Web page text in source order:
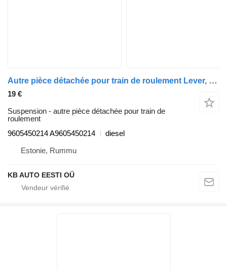
Autre pièce détachée pour train de roulement Lever, Steering Column Adjustment souffrance (01.12-) 9605450214 pour camion Mercedes-Benz Actros MP4 Antos Arocs (2012)
19 €
Suspension - autre pièce détachée pour train de
roulement
9605450214 A9605450214
diesel
Estonie, Rummu
KB AUTO EESTI OÜ